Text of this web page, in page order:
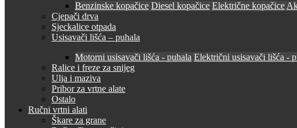
Benzinske kopačice Diesel kopačice Električne kopačice
Cjepači drva
Sjeckalice otpada
Usisavači lišća – puhala
Motorni usisavači lišća - puhala Električni usisavači lišća -
Ralice i freze za snijeg
Ulja i maziva
Pribor za vrtne alate
Ostalo
Ručni vrtni alati
Škare za grane